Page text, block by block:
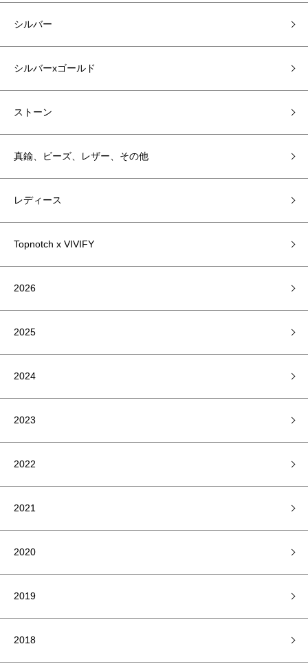
シルバー
シルバーxゴールド
ストーン
真鍮、ビーズ、レザー、その他
レディース
Topnotch x VIVIFY
2026
2025
2024
2023
2022
2021
2020
2019
2018